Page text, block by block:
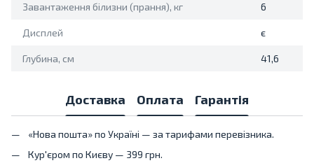
Завантаження білизни (прання), кг 6
Дисплей є
Глубина, см 41,6
Доставка Оплата Гарантія
«Нова пошта» по Україні — за тарифами перевізника.
Кур'єром по Києву — 399 грн.